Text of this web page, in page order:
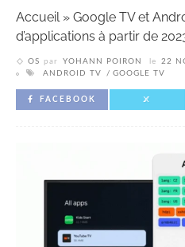
Accueil» Google TV et
d’applications à partir de
OS par YOHANN POIRON le
22
ANDROID TV
GOOGLE TV
FACEBOOK